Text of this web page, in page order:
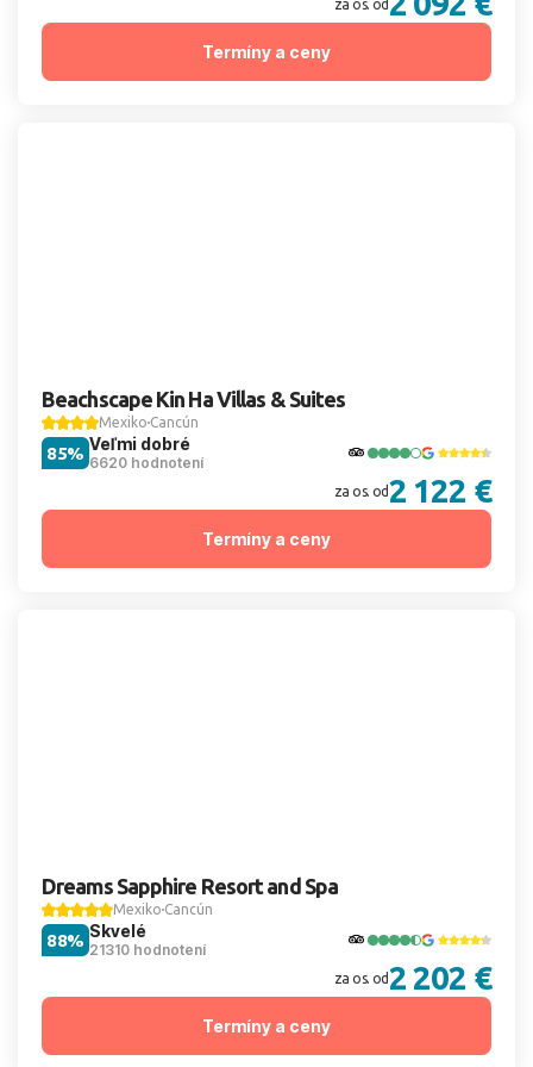
za os. od
Termíny a ceny
Beachscape Kin Ha Villas & Suites
Mexiko Cancún
Veľmi dobré
6620 hodnotení
85%
za os. od2 122 €
Termíny a ceny
Dreams Sapphire Resort and Spa
Mexiko Cancún
Skvelé
21310 hodnotení
88%
za os. od2 202 €
Termíny a ceny